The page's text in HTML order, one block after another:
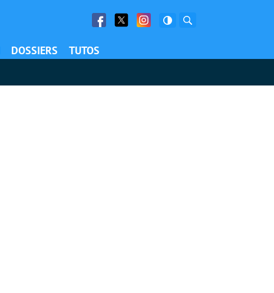
Facebook
Twitter Facebook
DOSSIERS TUTOS